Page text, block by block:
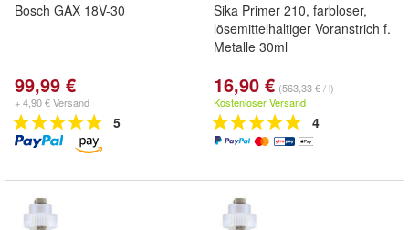
Bosch GAX 18V-30
99,99 €
+ 4,90 € Versand
5
Sika Primer 210, farbloser,
lösemittelhaltiger Voranstrich f.
Metalle 30ml
16,90 € (563,33 € / l)
Kostenloser Versand
4